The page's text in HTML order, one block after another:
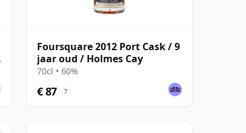
Foursquare 2012 Port Cask / 9
jaar oud / Holmes Cay
70cl • 60%
€ 87 ?